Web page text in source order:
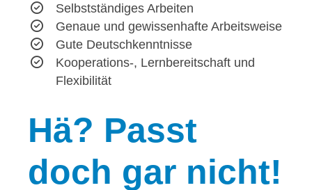
Selbstständiges Arbeiten
Genaue und gewissenhafte Arbeitsweise
Gute Deutschkenntnisse
Kooperations-, Lernbereitschaft und
Flexibilität
Hä? Passt
doch gar nicht!